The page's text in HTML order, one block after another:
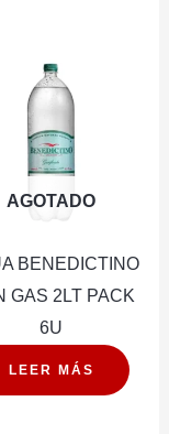
AGOTADO
BENEDICTINO
GAS 2LT PACK
6U
LEER MÁS